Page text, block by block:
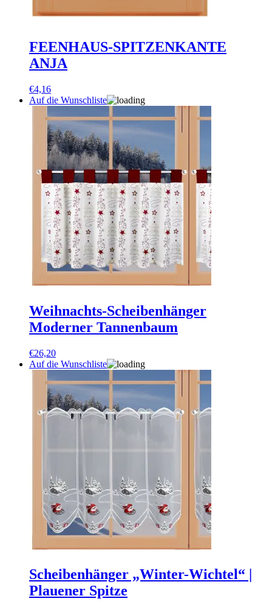
FEENHAUS-SPITZENKANTE
ANJA
€4,16
Auf die Wunschliste
Weihnachts-Scheibenhänger
Moderner Tannenbaum
€26,20
Auf die Wunschliste
Scheibenhänger „Winter-Wichtel“ |
Plauener Spitze